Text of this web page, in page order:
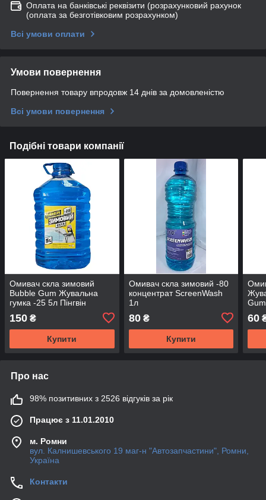
Оплата на банківські реквізити (розрахунковий рахунок
(оплата за безготівковим розрахунком)
Всі умови оплати
Умови повернення
Повернення товару впродовж 14 днів за домовленістю
Всі умови повернення
Подібні товари компанії
Омивач скла зимовий
Bubble Gum Жувальна
гумка -25 5л Пінгвін
150 ₴
Купити
Омивач скла зимовий -80
концентрат ScreenWash
1л
80₴
Купити
60
Про нас
98% позитивних з 2526 відгуків за рік
Працює з 11.01.2010
м. Ромни
вул. Калнишевського 19 маг-н "Автозапчастини", Ромни,
Україна
Контакти